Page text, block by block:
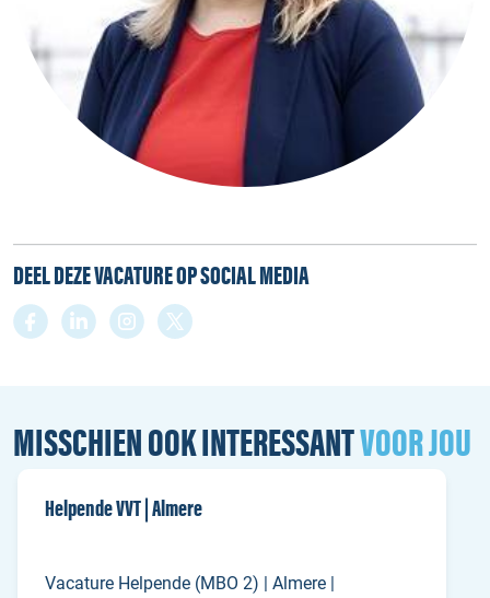
DEEL DEZE VACATURE OP SOCIAL MEDIA
MISSCHIEN OOK INTERESSANTVOOR JOU
Helpende VVT | Almere
Vacature Helpende (MBO 2) | Almere |